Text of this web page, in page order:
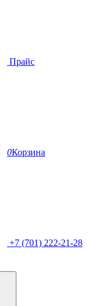
Прайс
0Корзина
+7 (701) 222-21-28